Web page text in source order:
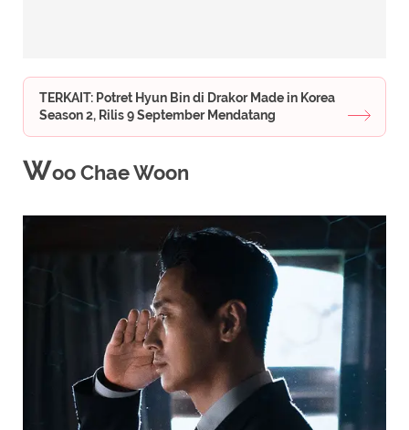
TERKAIT: Potret Hyun Bin di Drakor Made in Korea
Season 2, Rilis 9 September Mendatang
Woo Chae Woon